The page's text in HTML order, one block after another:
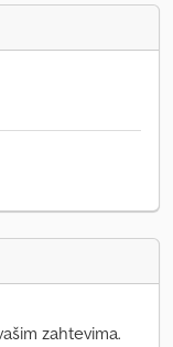
zahtevima.